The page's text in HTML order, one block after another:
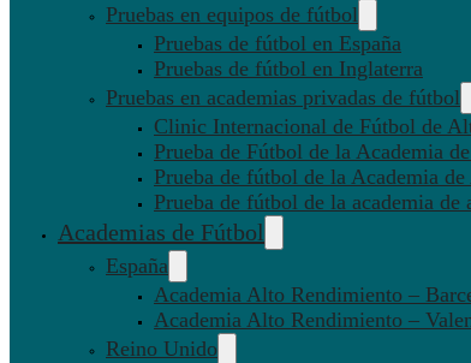
Pruebas en equipos de fútbol
Pruebas de fútbol en España
Pruebas de fútbol en Inglaterra
Pruebas en academias privadas de fútbol
Clinic Internacional de Fútbol de
Prueba de Fútbol de la Academia
Prueba de fútbol de la Academia
Prueba de fútbol de la academia
Academias de Fútbol
España
Academia Alto Rendimiento –
Academia Alto Rendimiento –
Reino Unido